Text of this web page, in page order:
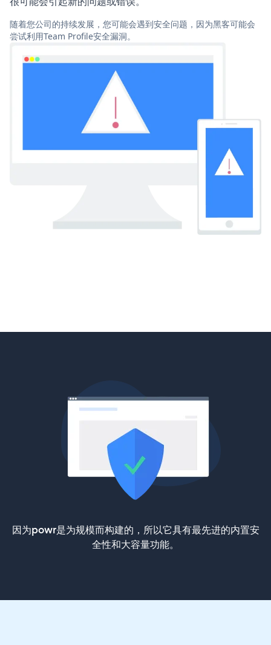
随着您公司的持续发展，您可能会遇到安全问题，因为黑客可能会
尝试利用Team Profile安全漏洞。
因为powr是为规模而构建的，所以它具有最先进的内置安
全性和大容量功能。